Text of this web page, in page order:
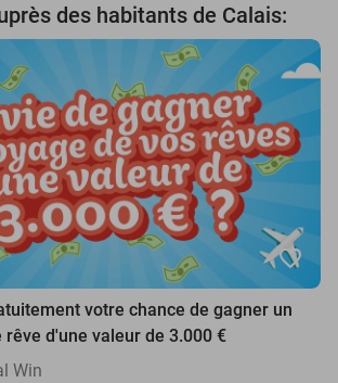
des habitants de Calais:
favorite_border
votre chance de gagner un
rêve d'une valeur de 3.000 €
Win